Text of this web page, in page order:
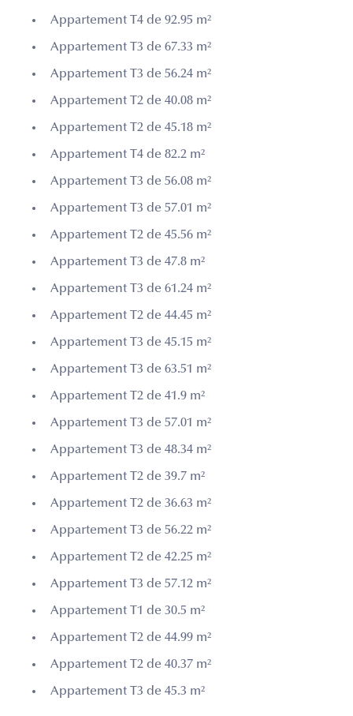
Appartement T4 de 92.95 m²
Appartement T3 de 67.33 m²
Appartement T3 de 56.24 m²
Appartement T2 de 40.08 m²
Appartement T2 de 45.18 m²
Appartement T4 de 82.2 m²
Appartement T3 de 56.08 m²
Appartement T3 de 57.01 m²
Appartement T2 de 45.56 m²
Appartement T3 de 47.8 m²
Appartement T3 de 61.24 m²
Appartement T2 de 44.45 m²
Appartement T3 de 45.15 m²
Appartement T3 de 63.51 m²
Appartement T2 de 41.9 m²
Appartement T3 de 57.01 m²
Appartement T3 de 48.34 m²
Appartement T2 de 39.7 m²
Appartement T2 de 36.63 m²
Appartement T3 de 56.22 m²
Appartement T2 de 42.25 m²
Appartement T3 de 57.12 m²
Appartement T1 de 30.5 m²
Appartement T2 de 44.99 m²
Appartement T2 de 40.37 m²
Appartement T3 de 45.3 m²